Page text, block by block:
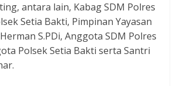
antara lain, Kabag SDM Polres
Setia Bakti, Pimpinan Yayasan
S.PDi, Anggota SDM Polres
Polsek Setia Bakti serta Santri